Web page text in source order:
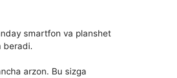
smartfon va planshet
beradi.
arzon. Bu sizga